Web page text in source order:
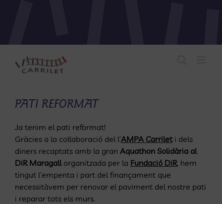
PATI REFORMAT
Ja tenim el pati reformat!
Gràcies a la col·laboració del l’AMPA Carrileti dels
diners recaptats amb la gran Aquathon Solidària al
DiR Maragall organitzada per la Fundació DiR, hem
tingut l’empenta i part del finançament que
necessitàvem per renovar el paviment del nostre pati
i reparar tots els murs.